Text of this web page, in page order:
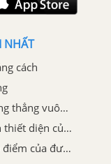
NHẤT
cách
Các dạng toán về đường thẳng vuông góc với mặt phẳng
Phương pháp xác định thiết diện của hình chóp
Phương pháp tìm giao điểm của đường thẳng và mặt phẳng